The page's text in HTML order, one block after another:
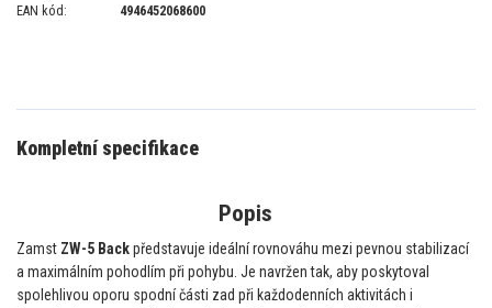
EAN kód:
4946452068600
Kompletní specifikace
Popis
Zamst ZW-5 Backpředstavuje ideální rovnováhu mezi pevnou stabilizací
a maximálním pohodlím při pohybu. Je navržen tak, aby poskytoval
spolehlivou oporu spodní části zad při každodenních aktivitách i